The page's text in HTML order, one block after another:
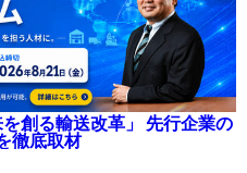
創る輸送改革」 先行企業の
徹底取材